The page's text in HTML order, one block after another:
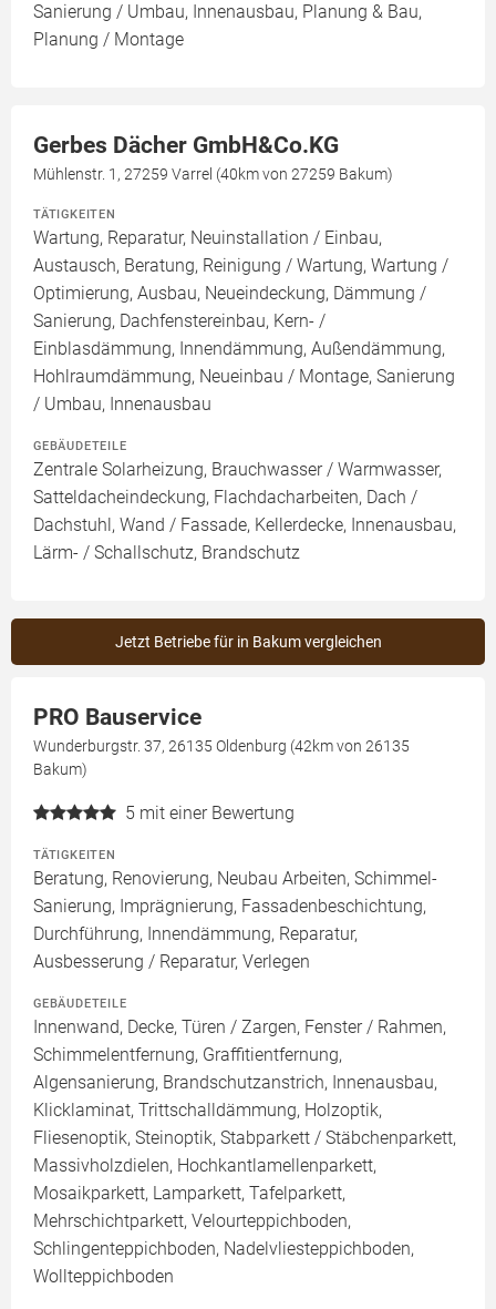
Sanierung / Umbau, Innenausbau, Planung & Bau,
Planung / Montage
Gerbes Dächer GmbH&Co.KG
Mühlenstr. 1, 27259 Varrel (40km von 27259 Bakum)
TÄTIGKEITEN
Wartung, Reparatur, Neuinstallation / Einbau,
Austausch, Beratung, Reinigung / Wartung, Wartung /
Optimierung, Ausbau, Neueindeckung, Dämmung /
Sanierung, Dachfenstereinbau, Kern- /
Einblasdämmung, Innendämmung, Außendämmung,
Hohlraumdämmung, Neueinbau / Montage, Sanierung
/ Umbau, Innenausbau
GEBÄUDETEILE
Zentrale Solarheizung, Brauchwasser / Warmwasser,
Satteldacheindeckung, Flachdacharbeiten, Dach /
Dachstuhl, Wand / Fassade, Kellerdecke, Innenausbau,
Lärm- / Schallschutz, Brandschutz
Jetzt Betriebe für in Bakum vergleichen
PRO Bauservice
Wunderburgstr. 37, 26135 Oldenburg (42km von 26135
Bakum)
5 mit einer Bewertung
TÄTIGKEITEN
Beratung, Renovierung, Neubau Arbeiten, Schimmel-
Sanierung, Imprägnierung, Fassadenbeschichtung,
Durchführung, Innendämmung, Reparatur,
Ausbesserung / Reparatur, Verlegen
GEBÄUDETEILE
Innenwand, Decke, Türen / Zargen, Fenster / Rahmen,
Schimmelentfernung, Graffitientfernung,
Algensanierung, Brandschutzanstrich, Innenausbau,
Klicklaminat, Trittschalldämmung, Holzoptik,
Fliesenoptik, Steinoptik, Stabparkett / Stäbchenparkett,
Massivholzdielen, Hochkantlamellenparkett,
Mosaikparkett, Lamparkett, Tafelparkett,
Mehrschichtparkett, Velourteppichboden,
Schlingenteppichboden, Nadelvliesteppichboden,
Wollteppichboden